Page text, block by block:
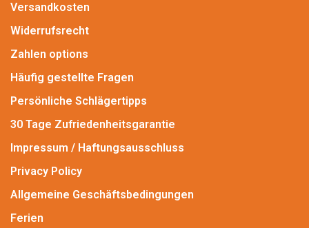
Versandkosten
Widerrufsrecht
Zahlen options
Häufig gestellte Fragen
Persönliche Schlägertipps
30 Tage Zufriedenheitsgarantie
Impressum / Haftungsausschluss
Privacy Policy
Allgemeine Geschäftsbedingungen
Ferien